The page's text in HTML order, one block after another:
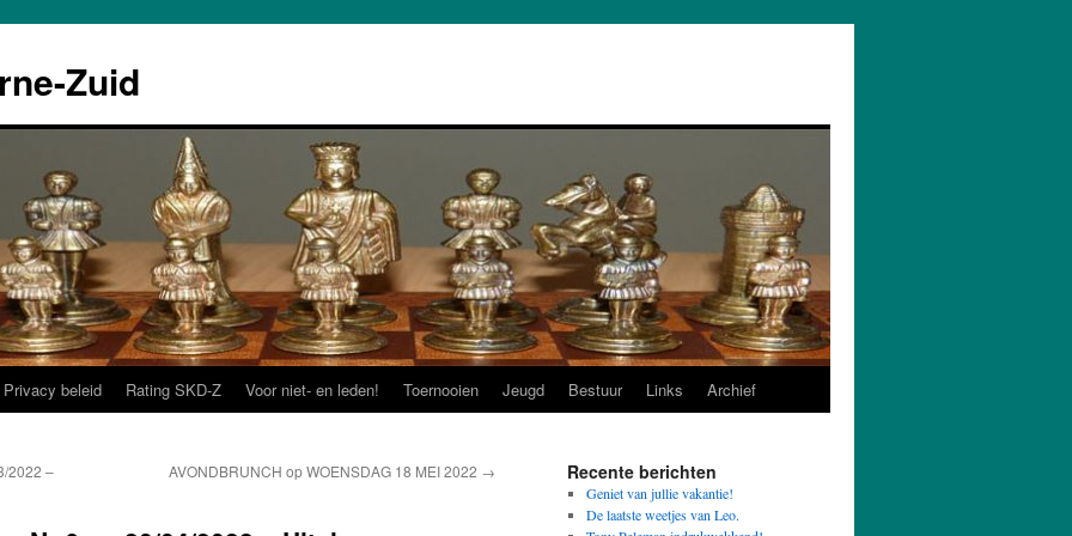
Zuid
Privacy beleid Rating SKD-Z Voor niet- en leden! Toernooien Jeugd Bestuur Links Archief
2022 –
AVONDBRUNCH op WOENSDAG 18 MEI 2022 → Recente berichten
Geniet van jullie vakantie!
De laatste weetjes van Leo.